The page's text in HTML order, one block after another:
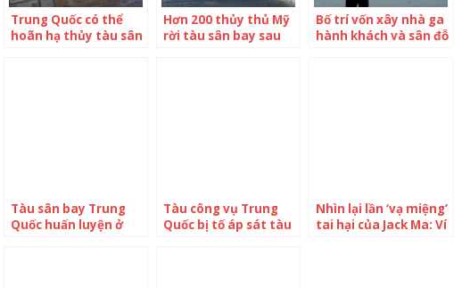
Trung Quốc có thể
hoãn hạ thủy tàu sân
Hơn 200 thủy thủ Mỹ
rời tàu sân bay sau
Bố trí vốn xây nhà ga
hành khách và sân đỗ
Tàu sân bay Trung
Quốc huấn luyện ở
Tàu công vụ Trung
Quốc bị tố áp sát tàu
Nhìn lại lần ‘vạ miệng’
tai hại của Jack Ma: Ví